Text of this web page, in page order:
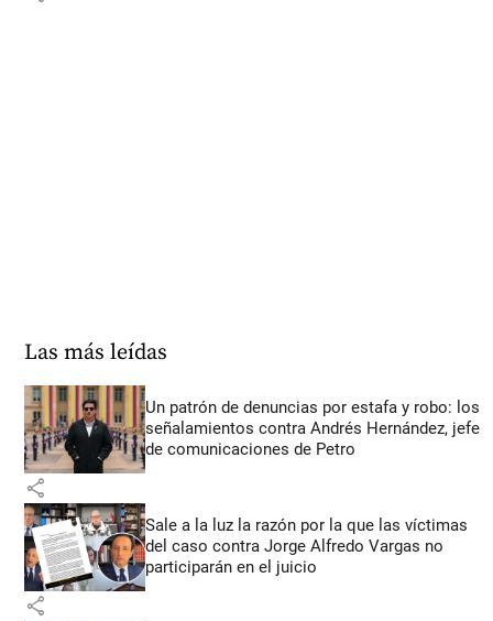
Las más leídas
Un patrón de denuncias por estafa y robo: los
señalamientos contra Andrés Hernández, jefe
de comunicaciones de Petro
share
Sale a la luz la razón por la que las víctimas
del caso contra Jorge Alfredo Vargas no
participarán en el juicio
share